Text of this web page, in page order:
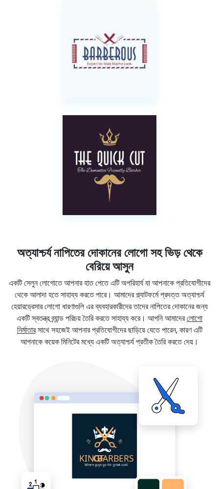
অত্যাশ্চর্য নাপিতের দোকানের লোগো সহ ভিড় থেকে
বেরিয়ে আসুন
একটি সেলুন লোগোতে আপনার হাত পেতে এটি অপরিহার্য যা আপনাকে প্রতিযোগীদের
থেকে আলাদা হতে সাহায্য করতে পারে। আমাদের প্ল্যাটফর্মে প্রদত্ত অত্যাশ্চর্য
হেয়ারড্রেসার লোগো ধারণাগুলি এর ব্যবহারকারীদের তাদের নাপিতের দোকানের জন্য
একটি স্বতন্ত্র ব্র্যান্ড পরিচয় তৈরি করতে সাহায্য করে। আপনি আমাদেরলোগো
নির্মাতারসাথে সহজেই আপনার প্রতিযোগীদের ছাড়িয়ে যেতে পারেন, কারণ এটি
আপনাকে কয়েক মিনিটের মধ্যে একটি অত্যাশ্চর্য প্রতীক তৈরি করতে দেয়।